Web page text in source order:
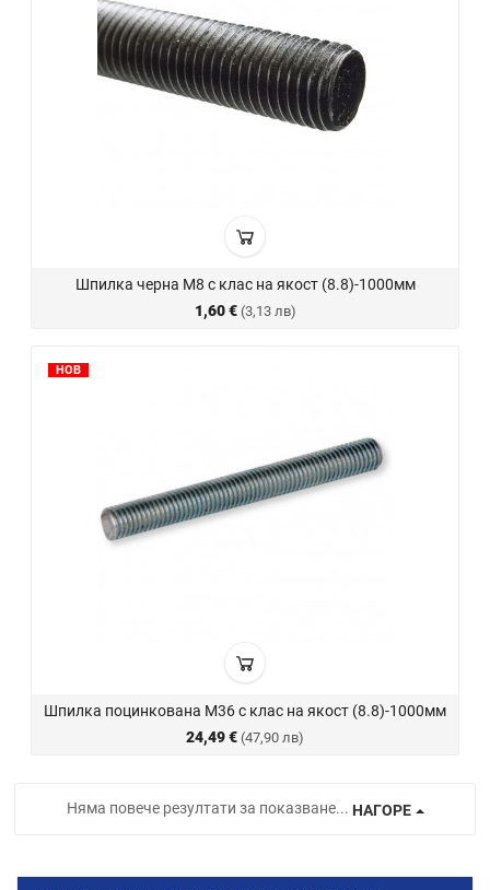
Шпилка черна М8 с клас на якост (8.8)-1000мм
1,60 € (3,13 лв)
НОВ
Шпилка поцинкована М36 с клас на якост (8.8)-1000мм
24,49 € (47,90 лв)
Няма повече резултати за показване... НАГОРЕ